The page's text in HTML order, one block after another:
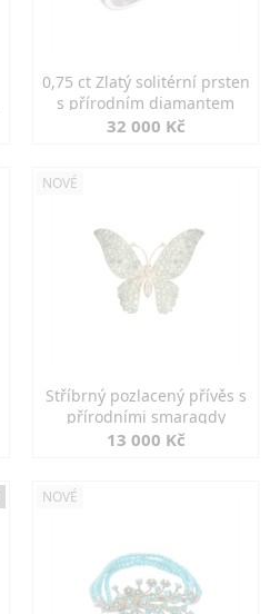
0,75 ct Zlatý solitérní prsten
s přírodním diamantem
32 000 Kč
NOVÉ
Stříbrný pozlacený přívěs s
přírodními smaragdy
13 000 Kč
NOVÉ